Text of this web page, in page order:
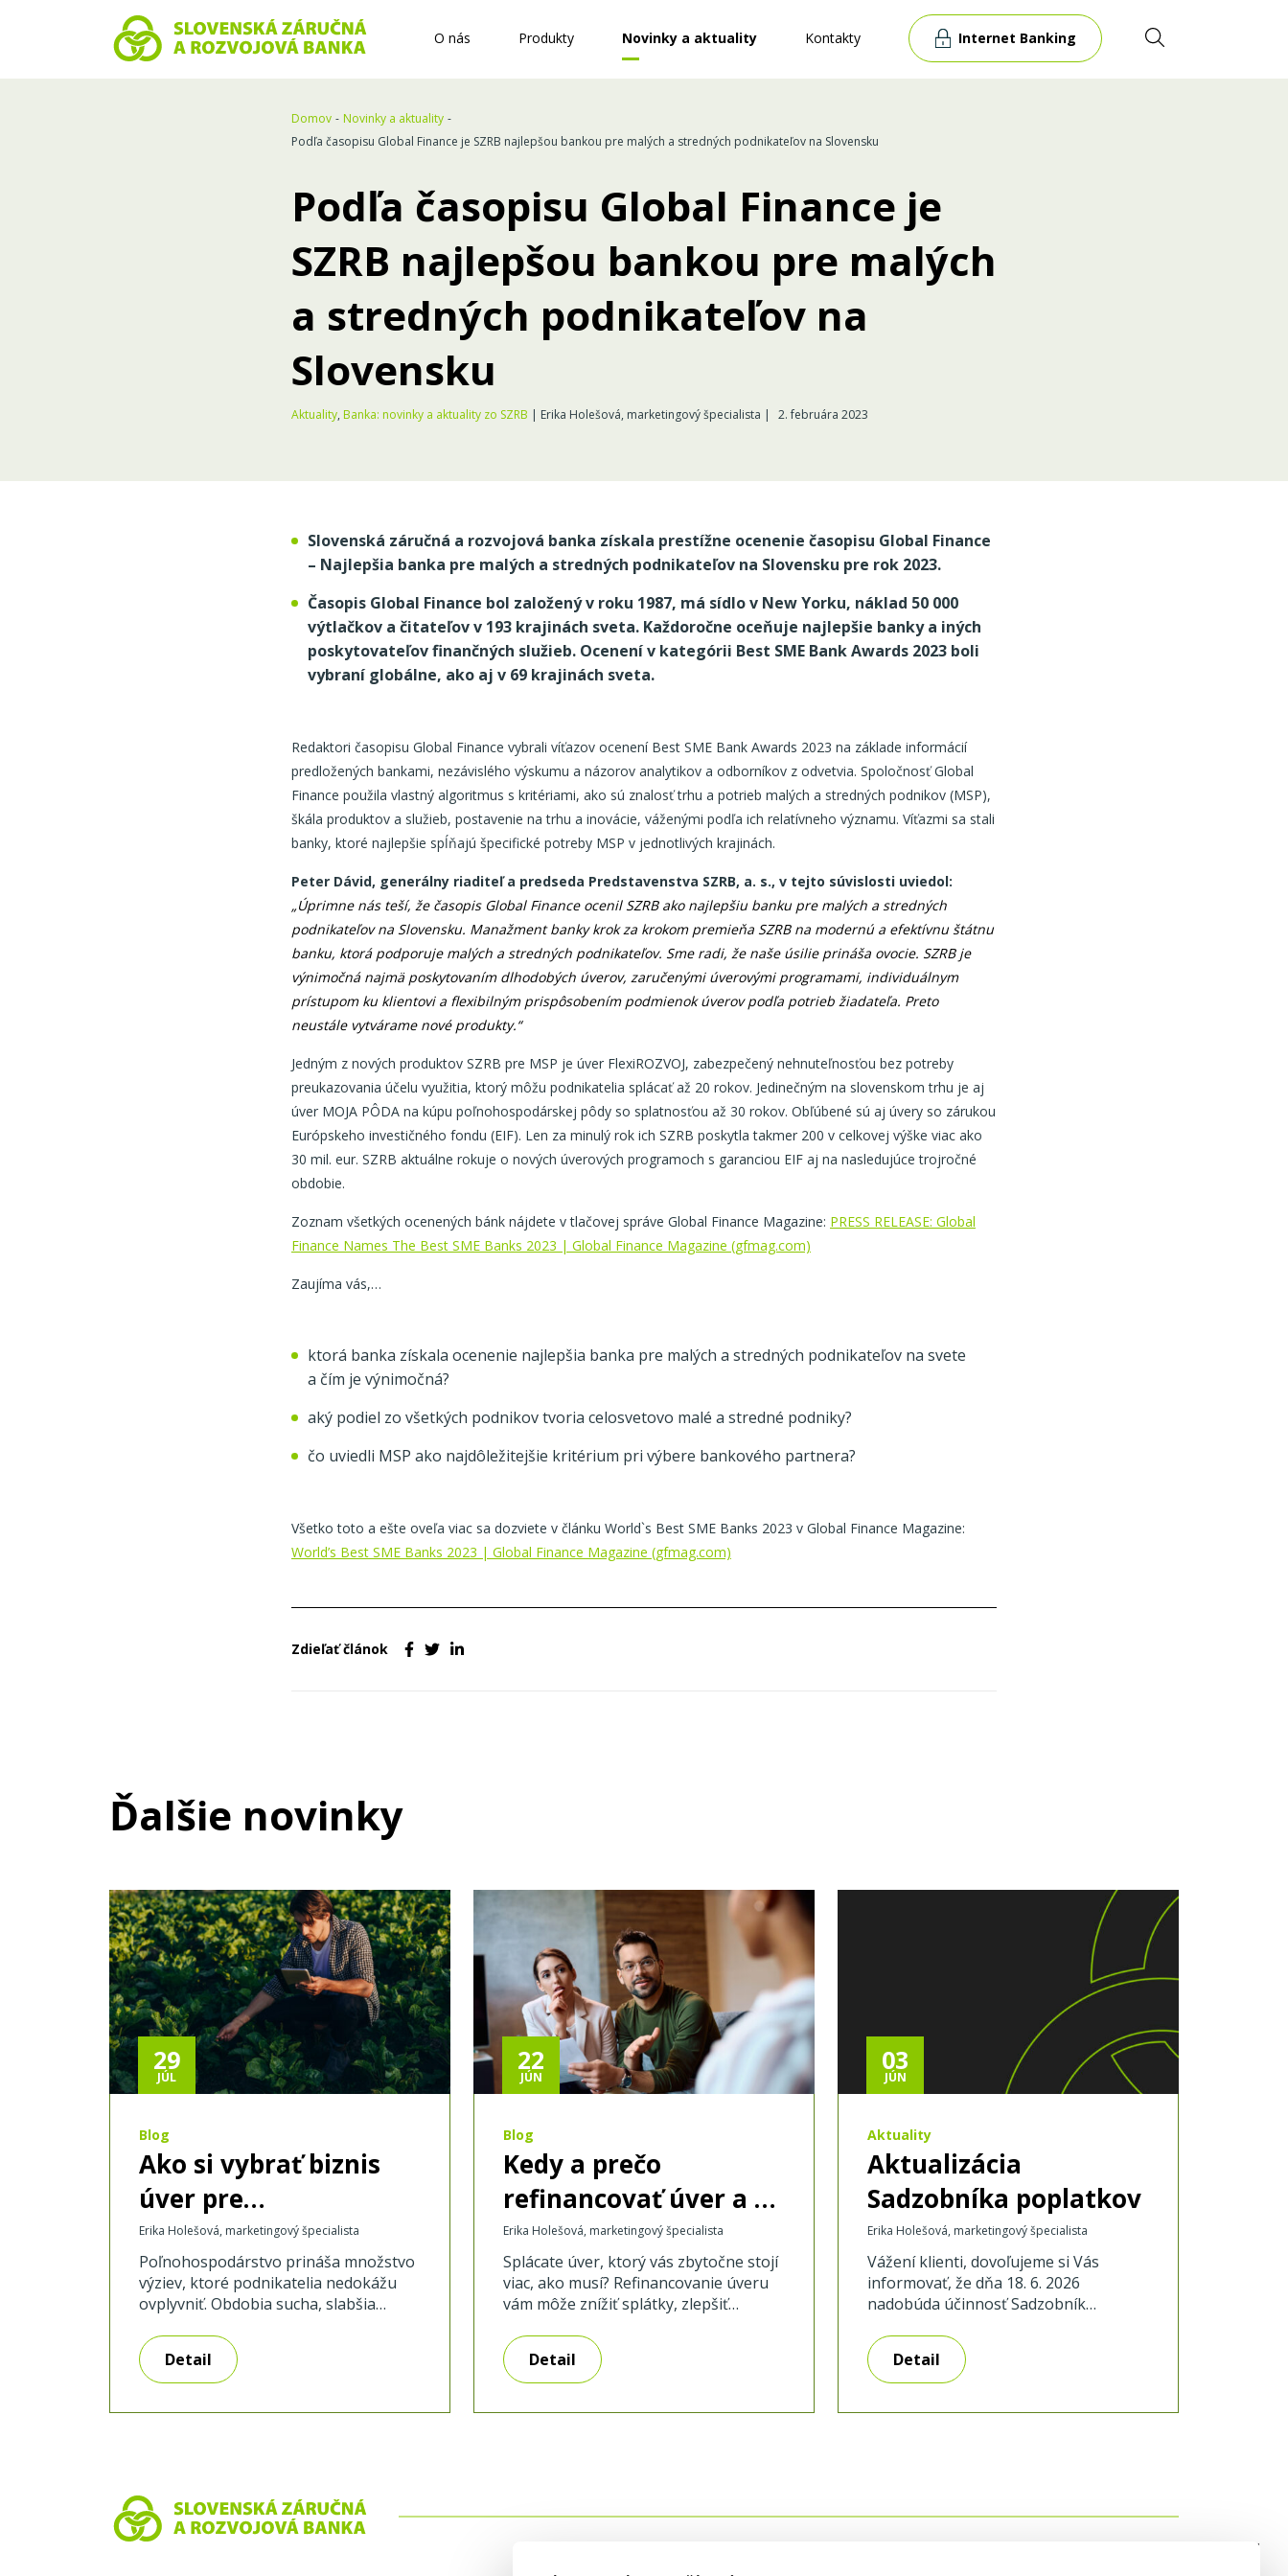
O nás Produkty Novinky a aktuality Kontakty Internet Banking
Domov
Novinky a aktuality
Podľa časopisu Global Finance je SZRB najlepšou bankou pre malých a stredných podnikateľov na Slovensku
Podľa časopisu Global Finance je
SZRB najlepšou bankou pre malých
a stredných podnikateľov na
Slovensku
Aktuality, Banka: novinky a aktuality zo SZRB | Erika Holešová, marketingový špecialista | 2. februára 2023
Slovenská záručná a rozvojová banka získala prestížne ocenenie časopisu Global Finance
– Najlepšia banka pre malých a stredných podnikateľov na Slovensku pre rok 2023.
Časopis Global Finance bol založený v roku 1987, má sídlo v New Yorku, náklad 50 000
výtlačkov a čitateľov v 193 krajinách sveta. Každoročne oceňuje najlepšie banky a iných
poskytovateľov finančných služieb. Ocenení v kategórii Best SME Bank Awards 2023 boli
vybraní globálne, ako aj v 69 krajinách sveta.
Redaktori časopisu Global Finance vybrali víťazov ocenení Best SME Bank Awards 2023 na základe informácií
predložených bankami, nezávislého výskumu a názorov analytikov a odborníkov z odvetvia. Spoločnosť Global
Finance použila vlastný algoritmus s kritériami, ako sú znalosť trhu a potrieb malých a stredných podnikov (MSP),
škála produktov a služieb, postavenie na trhu a inovácie, váženými podľa ich relatívneho významu. Víťazmi sa stali
banky, ktoré najlepšie spĺňajú špecifické potreby MSP v jednotlivých krajinách.
Peter Dávid, generálny riaditeľ a predseda Predstavenstva SZRB, a. s., v tejto súvislosti uviedol:
„Úprimne nás teší, že časopis Global Financeocenil SZRB ako najlepšiu banku pre malých a stredných
podnikateľov na Slovensku. Manažment bankykrok za krokom premieňa SZRB na modernú a efektívnu štátnu
banku, ktorá podporuje malých a stredných podnikateľov. Sme radi, že naše úsilie prináša ovocie. SZRB je
výnimočná najmä poskytovaním dlhodobých úverov, zaručenými úverovými programami, individuálnym
prístupom ku klientovi a flexibilným prispôsobením podmienok úverov podľa potrieb žiadateľa. Preto
neustále vytvárame nové produkty.“
Jedným z nových produktov SZRB pre MSP je úver FlexiROZVOJ, zabezpečený nehnuteľnosťou bez potreby
preukazovania účelu využitia, ktorý môžu podnikatelia splácať až 20 rokov. Jedinečným na slovenskom trhu je aj
úver MOJA PÔDA na kúpu poľnohospodárskej pôdy so splatnosťou až 30 rokov. Obľúbené sú aj úvery so zárukou
Európskeho investičného fondu (EIF). Len za minulý rok ich SZRB poskytla takmer 200 v celkovej výške viac ako
30 mil. eur. SZRB aktuálne rokuje o nových úverových programoch s garanciou EIF aj na nasledujúce trojročné
obdobie.
Zoznam všetkých ocenených bánk nájdete v tlačovej správe Global Finance Magazine: PRESS RELEASE: Global
Finance Names The Best SME Banks 2023 | Global Finance Magazine (gfmag.com)
Zaujíma vás,…
ktorá banka získala ocenenie najlepšia banka pre malých a stredných podnikateľov na svete
a čím je výnimočná?
aký podiel zo všetkých podnikov tvoria celosvetovo malé a stredné podniky?
čo uviedli MSP ako najdôležitejšie kritérium pri výbere bankového partnera?
Všetko toto a ešte oveľa viac sa dozviete v článku World`s Best SME Banks 2023 v Global Finance Magazine:
World’s Best SME Banks 2023 | Global Finance Magazine (gfmag.com)
Zdieľať článok
Ďalšie novinky
29
JÚL
Blog
Ako si vybrať biznis
úver pre
agropodnikanie?
Erika Holešová, marketingový špecialista
Poľnohospodárstvo prináša množstvo
výziev, ktoré podnikatelia nedokážu
ovplyvniť. Obdobia sucha, slabšia
môžu výrazne zasiahnuť hospodárenie
a finančnú stabilitu podniku či farmy.
Práve v týchto situáciách môže byť
biznis úver praktickým riešením.
financovanie? Nie každý
Detail
22
JÚN
Blog
Kedy a prečo
refinancovať úver a čo
tým môžete získať?
Erika Holešová, marketingový špecialista
Splácate úver, ktorý vás zbytočne stojí
viac, ako musí? Refinancovanie úveru
vám môže znížiť splátky, zlepšiť
biznisu. Zistite, kedy sa oplatí a ako
získať výhodnejšie podmienky. Čo je
refinancovanie úveru a čo to znamená
pre vaše podnikanie Ak si kladiete
Detail
03
JÚN
Aktuality
Aktualizácia
Sadzobníka poplatkov
Erika Holešová, marketingový špecialista
Vážení klienti, dovoľujeme si Vás
informovať, že dňa 18. 6. 2026
nadobúda účinnosť Sadzobník
v časti A „Úverové obchody“:
zjednotenie poplatku za predčasné
splatenie úveru alebo časti úveru pred
zmluvne dohodnutým termínom
Detail